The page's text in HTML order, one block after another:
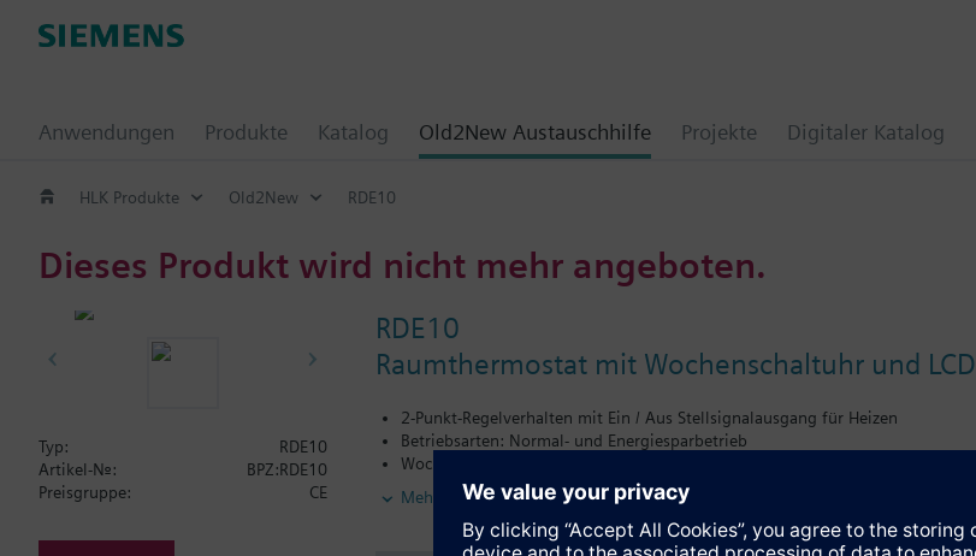
Anwendungen Produkte Katalog Old2New Austauschhilfe Projekte Digitaler Katalog
HLK Produkte Old2New RDE10
Dieses Produkt wird nicht mehr angeboten.
RDE10
Raumthermostat mit Wochenschaltuhr und LCD
2-Punkt-Regelverhalten mit Ein / Aus Stellsignalausgang für Heizen
Betriebsarten: Normal- und Energiesparbetrieb
Wochenschaltuhr und manueller Betrieb
Farbe Gehäusefront: Signalweiss RAL9003 (NCS S 0502-G)
Farbe Montageplatte: Lichtgrau RAL7035 (NCS 2801-Y43R)
Mehr
Typ:
RDE10
Artikel-Nr.:
BPZ:RDE10
Preisgruppe:
CE